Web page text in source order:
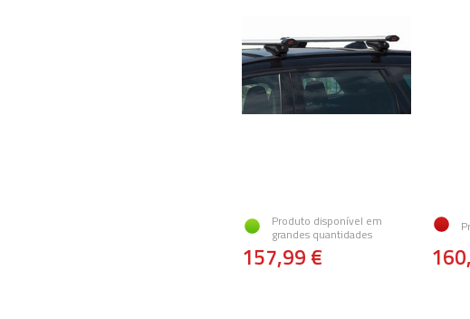
Produto disponível em
grandes quantidades
157,99 €